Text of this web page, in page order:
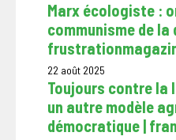
Marx écologiste :
communisme de
22 août 2025
Toujours contre la
un autre modèle
démocratique |